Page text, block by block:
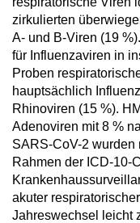
zirkulierten
A- und B-Viren (19
für Influenzaviren in
Proben
hauptsächlich
Rhinoviren (15 %).
Adenoviren mit 8 %
SARS-CoV-2 wurden
Rahmen der ICD-10-
akuter
Jahreswechsel leicht